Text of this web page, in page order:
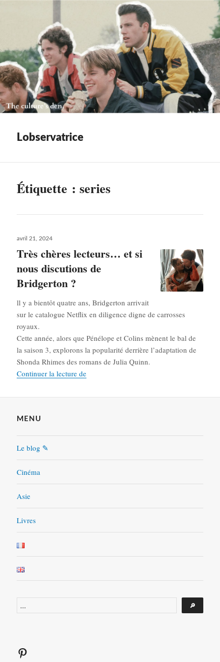
Lobservatrice
Étiquette :series
Publié
avril 21, 2024
Très chères lecteurs… et si
nous discutions de
Bridgerton ?
ll y a bientôt quatre ans, Bridgerton arrivait
sur le catalogue Netflix en diligence digne de carrosses
royaux.
Cette année, alors que Pénélope et Colins mènent le bal de
la saison 3, explorons la popularité derrière l’adaptation de
Shonda Rhimes des romans de Julia Quinn.
Continuer la lecture deTrès chères lecteurs… et si nous
MENU
Le blog ✎
Cinéma
Asie
Livres
🔎
Pinterest